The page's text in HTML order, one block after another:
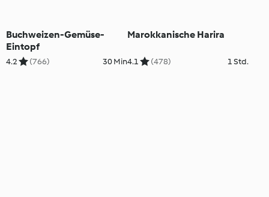
Buchweizen-Gemüse-
Eintopf
4.2 (766) 30 Min
Marokkanische Harira
4.1 (478) 1 Std.